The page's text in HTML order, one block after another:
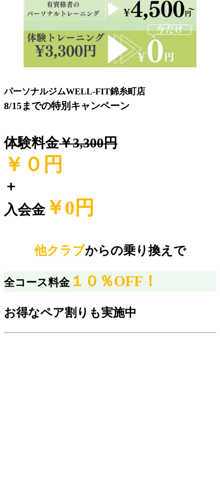
パーソナルジムWELL-FIT錦糸町店
8/15までの特別キャンペーン
体験料金￥3,300円
￥０ 円
＋
入会金￥0円
他クラブからの乗り換えで
全コース料金１０％OFF！
お得なペア割りも実施中